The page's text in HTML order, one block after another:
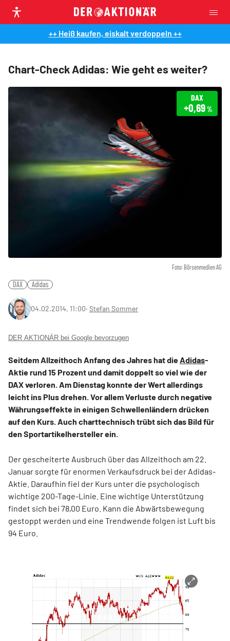
++ Heiß kaufen, eiskalt verdoppeln ++
Chart-Check Adidas: Wie geht es weiter?
Foto: Börsenmedien AG
DAX
+0,69%
DAX Adidas
04.02.2014, 11:00‧ Stefan Sommer
DER AKTIONÄR bei Google bevorzugen
Seitdem Allzeithoch Anfang des Jahres hat die Adidas-
Aktie rund 15 Prozent und damit doppelt so viel wie der
DAX verloren. Am Dienstag konnte der Wert allerdings
leicht ins Plus drehen. Vor allem Verluste durch negative
Währungseffekte in einigen Schwellenländern drücken
auf den Kurs. Auch charttechnisch trübt sich das Bild für
den Sportartikelhersteller ein.
Der gescheiterte Ausbruch über das Allzeithoch am 22.
Januar sorgte für enormen Verkaufsdruck bei der Adidas-
Aktie. Daraufhin fiel der Kurs unter die psychologisch
wichtige 200-Tage-Linie. Eine wichtige Unterstützung
findet sich bei 78,00 Euro. Kann die Abwärtsbewegung
gestoppt werden und eine Trendwende folgen ist Luft bis
94 Euro.